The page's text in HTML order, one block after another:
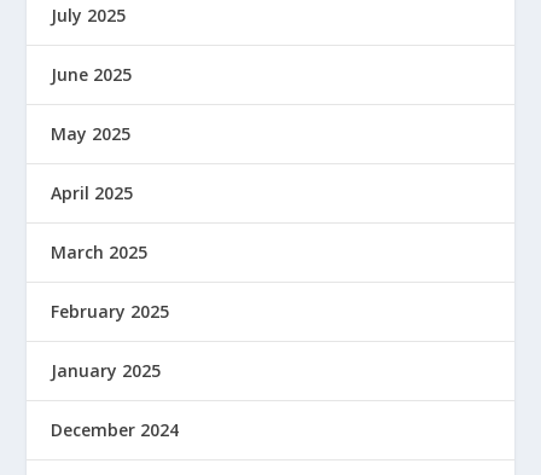
July 2025
June 2025
May 2025
April 2025
March 2025
February 2025
January 2025
December 2024